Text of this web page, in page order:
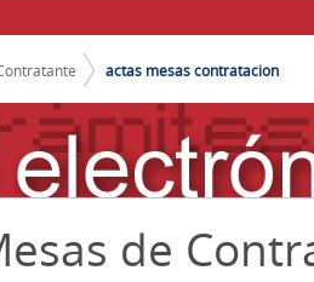
actas mesas contratacion
de